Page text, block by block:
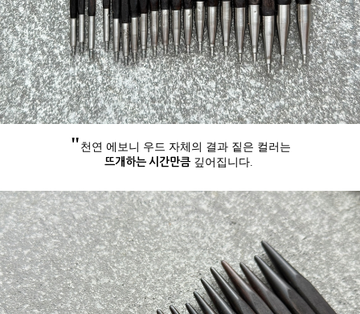
" 천연 에보니 우드 자체의 결과 짙은 컬러는
뜨개하는 시간만큼깊어집니다.